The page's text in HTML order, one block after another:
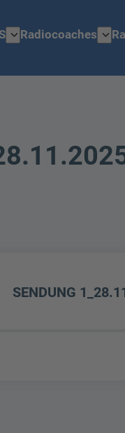
expand_moreRadiocoaches expand_more
SENDUNG